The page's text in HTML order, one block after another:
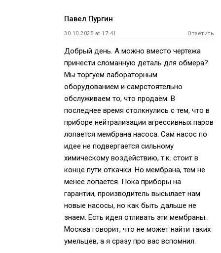
Павел Пургин
30.10.2025 at 17:41 Ответить
Добрый день. А можно вместо чертежа
принести сломанную деталь для обмера?
Мы торгуем лабораторным
оборудованием и самрстоятельно
обслуживаем то, что продаём. В
последнее время столкнулись с тем, что в
приборе нейтрализации агрессивных паров
лопается мембрана насоса. Сам насос по
идее не подвергается сильному
химическому воздействию, т.к. стоит в
конце пути откачки. Но мембрана, тем не
менее лопается. Пока приборы на
гарантии, производитель высылает нам
новые насосы, но как быть дальше не
знаем. Есть идея отливать эти мембраны.
Москва говорит, что не может найти таких
умельцев, а я сразу про вас вспомнил.